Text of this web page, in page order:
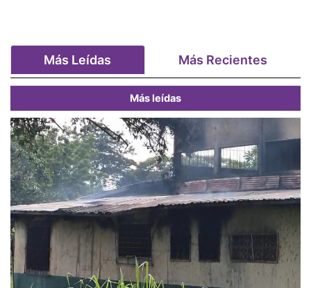
Más Leídas Más Recientes
Más leídas